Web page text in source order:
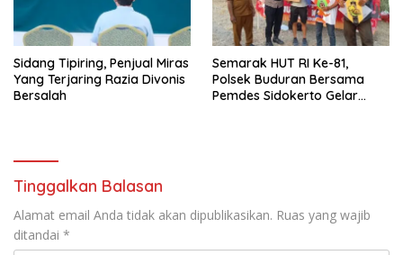
Sidang Tipiring, Penjual Miras
Yang Terjaring Razia Divonis
Bersalah
Semarak HUT RI Ke-81,
Polsek Buduran Bersama
Pemdes Sidokerto Gelar
Tinggalkan Balasan
Alamat email Anda tidak akan dipublikasikan. Ruas yang wajib
ditandai *